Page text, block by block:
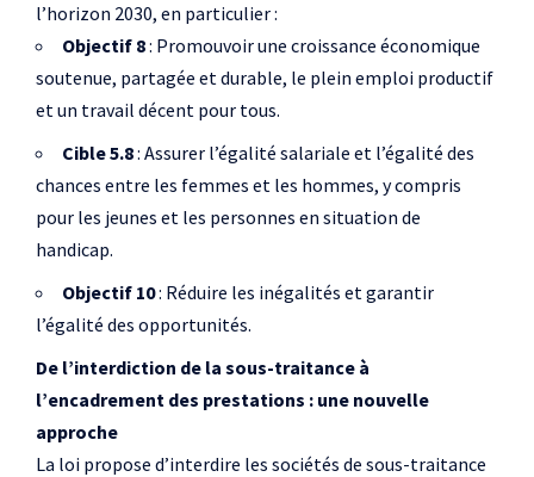
l’horizon 2030, en particulier :
Objectif 8: Promouvoir une croissance économique
soutenue, partagée et durable, le plein emploi productif
et un travail décent pour tous.
Cible 5.8: Assurer l’égalité salariale et l’égalité des
chances entre les femmes et les hommes, y compris
pour les jeunes et les personnes en situation de
handicap.
Objectif 10: Réduire les inégalités et garantir
l’égalité des opportunités.
De l’interdiction de la sous-traitance à
l’encadrement des prestations : une nouvelle
approche
La loi propose d’interdire les sociétés de sous-traitance